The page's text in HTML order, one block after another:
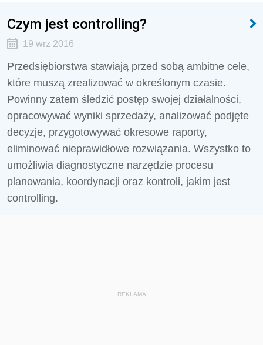
Czym jest controlling?
19 wrz 2016
Przedsiębiorstwa stawiają przed sobą ambitne cele,
które muszą zrealizować w określonym czasie.
Powinny zatem śledzić postęp swojej działalności,
opracowywać wyniki sprzedaży, analizować podjęte
decyzje, przygotowywać okresowe raporty,
eliminować nieprawidłowe rozwiązania. Wszystko to
umożliwia diagnostyczne narzędzie procesu
planowania, koordynacji oraz kontroli, jakim jest
controlling.
REKLAMA